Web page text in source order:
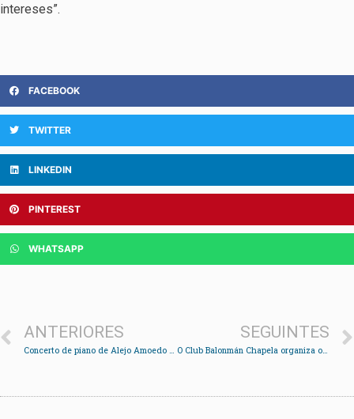
intereses”.
FACEBOOK
TWITTER
LINKEDIN
PINTEREST
WHATSAPP
ANTERIORES
Concerto de piano de Alejo Amoedo na inauguración da exposición de Reveriano Soutullo
SEGUINTES
O Club Balonmán Chapela organiza o II Torneo de Nadal “Memorial Gerardo Méndez”